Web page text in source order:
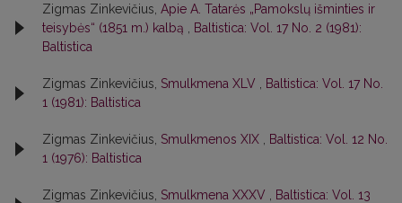
Zigmas Zinkevičius, Apie A. Tatarės „Pamokslų išminties ir
teisybės“ (1851 m.) kalbą
Baltistica: Vol. 17 No. 2 (1981):
Baltistica
Zigmas Zinkevičius, Smulkmena XLV
Baltistica: Vol. 17 No.
1 (1981): Baltistica
Zigmas Zinkevičius, Smulkmenos XIX
Baltistica: Vol. 12 No.
1 (1976): Baltistica
Zigmas Zinkevičius, Smulkmena XXXV
Baltistica: Vol. 13